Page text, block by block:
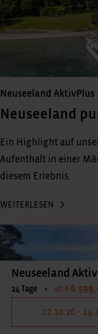
Neuseeland AktivPlus
Neuseeland
Ein Highlight auf
Aufenthalt in einer
diesem Erlebnis.
WEITERLESEN
Neuseeland
24 Tage • ab € 6.599,-
22.10.26 -